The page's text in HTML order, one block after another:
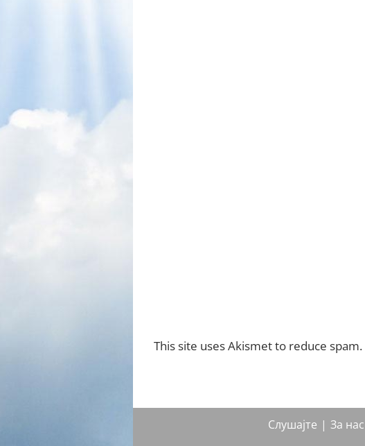
This site uses Akismet to reduce spam.
Слушајте За нас